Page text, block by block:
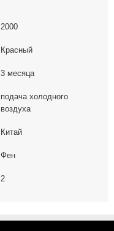
2000
Красный
3 месяца
подача холодного
воздуха
Китай
Фен
2